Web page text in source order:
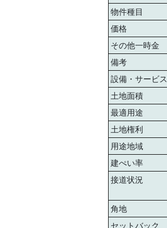
物件種目
価格
その他一時金
備考
設備・サービス
土地面積
最適用途
土地権利
用途地域
建ぺい率
接道状況
角地
セットバック